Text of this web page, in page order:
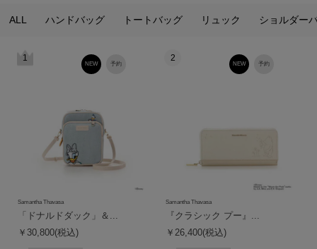
ALL ハンドバッグ トートバッグ リュック ショルダー
1
予約
NEW
Samantha Thavasa
「ドナルドダック」＆...
￥30,800(税込)
2
予約
NEW
Samantha Thavasa
『クラシック プー』...
￥26,400(税込)